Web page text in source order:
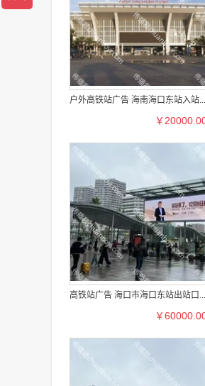
户外高铁站广告 海南海口东站入站...
￥
高铁站广告 海口市海口东站出站口...
￥